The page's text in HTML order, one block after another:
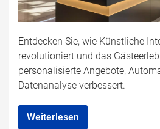
Entdecken Sie, wie Künstliche
revolutioniert und das
personalisierte Angebote,
Datenanalyse verbessert.
Weiterlesen